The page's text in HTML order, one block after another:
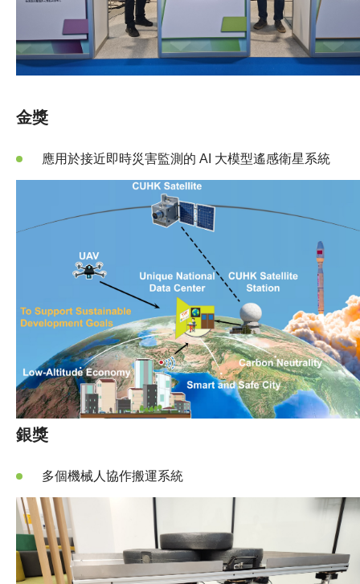
金獎
應用於接近即時災害監測的 AI 大模型遙感衛星系統
銀獎
多個機械人協作搬運系統